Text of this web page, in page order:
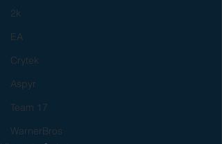
2k
EA
Crytek
Aspyr
Team 17
WarnerBros